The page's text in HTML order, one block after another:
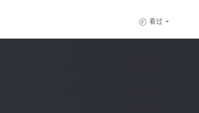
 看过